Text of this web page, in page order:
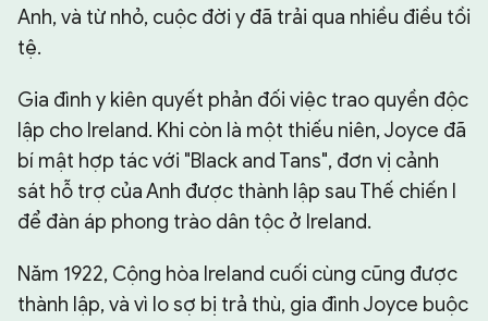
Anh, và từ nhỏ, cuộc đời y đã trải qua nhiều điều tồi
tệ.
Gia đình y kiên quyết phản đối việc trao quyền độc
lập cho Ireland. Khi còn là một thiếu niên, Joyce đã
bí mật hợp tác với "Black and Tans", đơn vị cảnh
sát hỗ trợ của Anh được thành lập sau Thế chiến I
để đàn áp phong trào dân tộc ở Ireland.
Năm 1922, Cộng hòa Ireland cuối cùng cũng được
thành lập, và vì lo sợ bị trả thù, gia đình Joyce buộc